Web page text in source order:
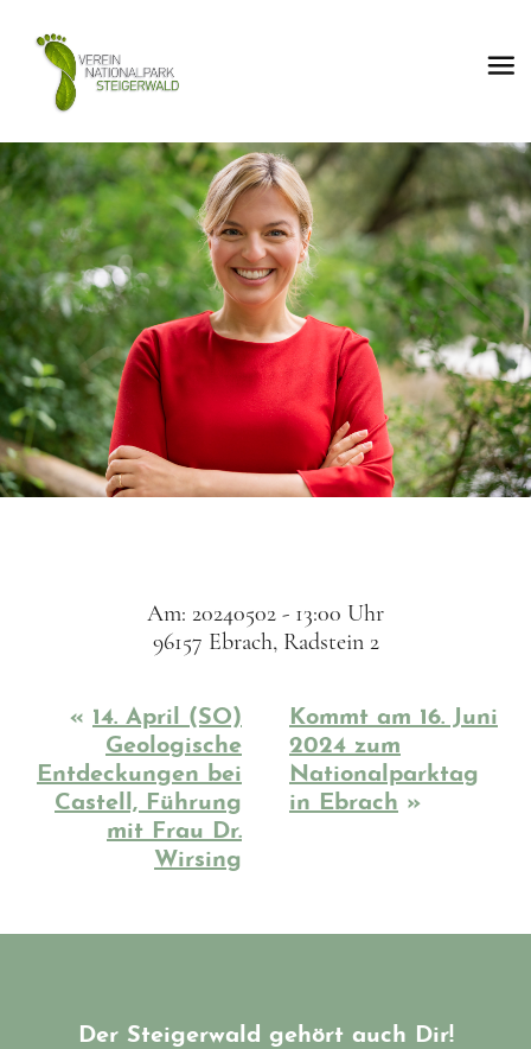
Am: 20240502 - 13:00 Uhr
96157 Ebrach, Radstein 2
« 14. April (SO)
Geologische
Entdeckungen bei
Castell, Führung
mit Frau Dr.
Wirsing
Kommt am 16. Juni
2024 zum
Nationalparktag
in Ebrach »
Der Steigerwald gehört auch Dir!